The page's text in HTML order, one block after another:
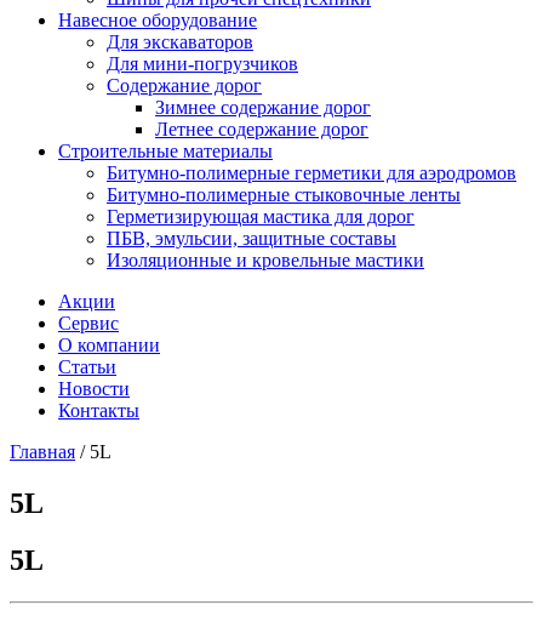
Навесное оборудование
Для экскаваторов
Для мини-погрузчиков
Содержание дорог
Зимнее содержание дорог
Летнее содержание дорог
Строительные материалы
Битумно-полимерные герметики для аэродромов
Битумно-полимерные стыковочные ленты
Герметизирующая мастика для дорог
ПБВ, эмульсии, защитные составы
Изоляционные и кровельные мастики
Акции
Сервис
О компании
Статьи
Новости
Контакты
Главная / 5L
5L
5L